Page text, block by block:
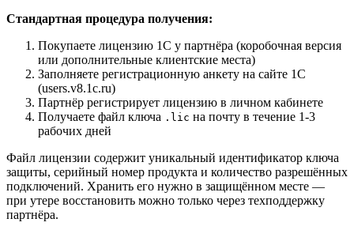
Стандартная процедура получения:
Покупаете лицензию 1С у партнёра (коробочная версия
или дополнительные клиентские места)
Заполняете регистрационную анкету на сайте 1С
(users.v8.1c.ru)
Партнёр регистрирует лицензию в личном кабинете
Получаете файл ключа .lic на почту в течение 1-3
рабочих дней
Файл лицензии содержит уникальный идентификатор ключа
защиты, серийный номер продукта и количество разрешённых
подключений. Хранить его нужно в защищённом месте —
при утере восстановить можно только через техподдержку
партнёра.